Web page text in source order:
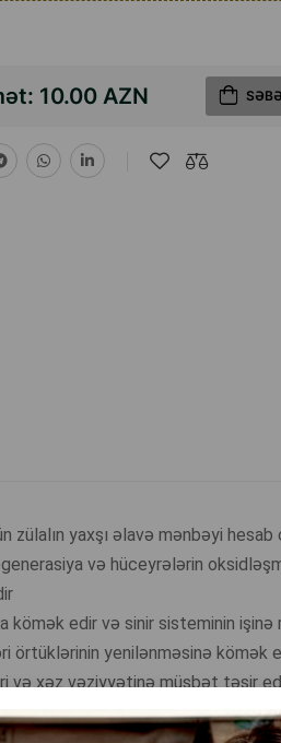
10.00 AZN
yaxşı əlavə mənbəyi hesab
və hüceyrələrin
kömək edir və sinir sisteminin
örtüklərinin yenilənməsinə kömək
və xəz vəziyyətinə müsbət təsir
zənginləşməsinə